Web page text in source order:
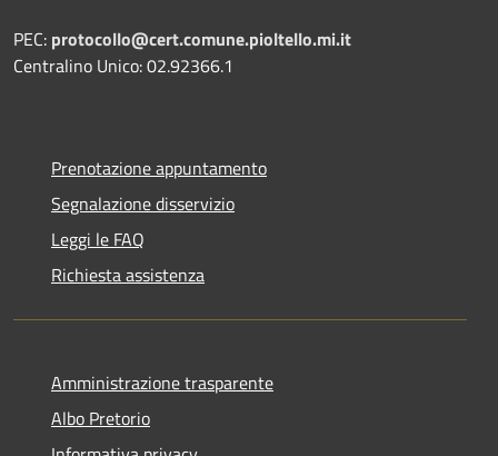
PEC: protocollo@cert.comune.pioltello.mi.it
Centralino Unico: 02.92366.1
Prenotazione appuntamento
Segnalazione disservizio
Leggi le FAQ
Richiesta assistenza
Amministrazione trasparente
Albo Pretorio